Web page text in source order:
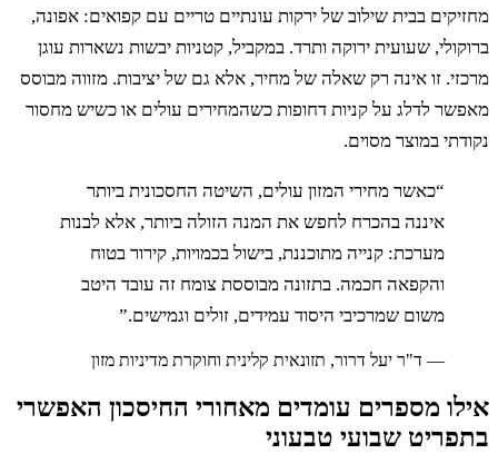
בבית שילוב של ירקות עונתיים טריים עם קפואים: אפונה,
שעועית ירוקה ותרד. במקביל, קטניות יבשות נשארות עוגן
זו אינה רק שאלה של מחיר, אלא גם של יציבות. מזווה מבוסס
לדלג על קניות דחופות כשהמחירים עולים או כשיש מחסור
במוצר מסוים.
כאשר מחירי המזון עולים, השיטה החסכונית ביותר
איננה בהכרח לחפש את המנה הזולה ביותר, אלא לבנות
מערכת: קנייה מתוכננת, בישול בכמויות, קירור בטוח
והקפאה חכמה. בתזונה מבוססת צומח זה עובד היטב
משום שמרכיבי היסוד עמידים, זולים וגמישים.”
ד"ר יעל דרור, תזונאית קלינית וחוקרת מדיניות מזון
מספרים עומדים מאחורי החיסכון האפשרי
שבועי טבעוני